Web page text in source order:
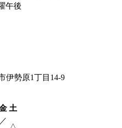
午後
伊勢原1丁目14-9
土
／